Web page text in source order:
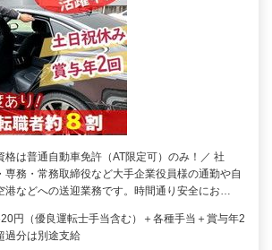
格は普通自動車免許（AT限定可）のみ！／ 社
専務・常務取締役など大手企業役員様の通勤や自
港などへの送迎業務です。時間通り安全にお…
円（優良運転士手当含む）＋各種手当＋賞与年2
過分は別途支給